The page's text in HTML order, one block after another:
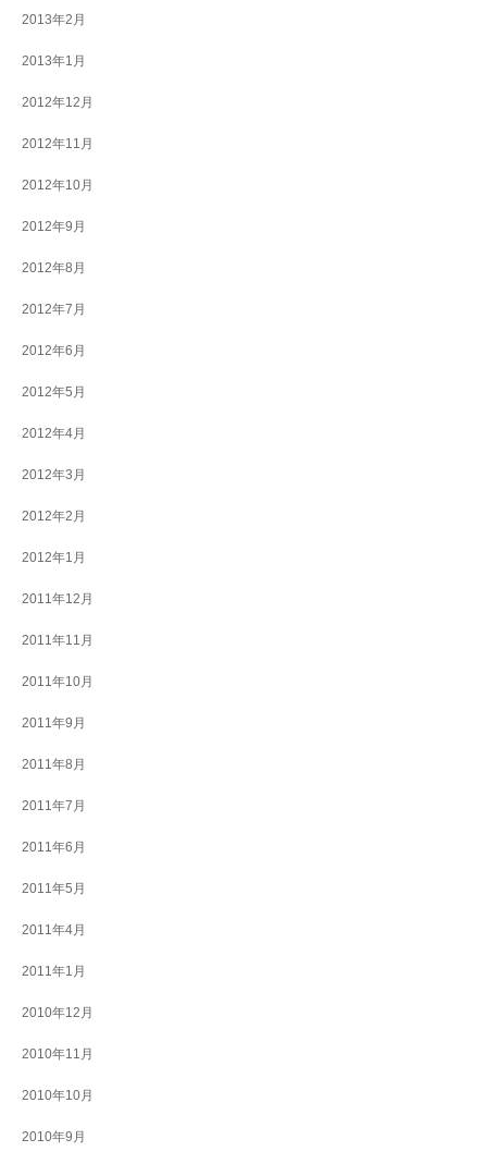
2013年2月
2013年1月
2012年12月
2012年11月
2012年10月
2012年9月
2012年8月
2012年7月
2012年6月
2012年5月
2012年4月
2012年3月
2012年2月
2012年1月
2011年12月
2011年11月
2011年10月
2011年9月
2011年8月
2011年7月
2011年6月
2011年5月
2011年4月
2011年1月
2010年12月
2010年11月
2010年10月
2010年9月